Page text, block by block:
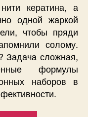
кератина, а
одной жаркой
чтобы пряди
солому.
Задача сложная,
формулы
наборов в